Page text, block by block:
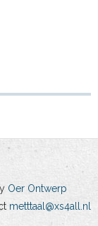
Oer Ontwerp
metttaal@xs4all.nl